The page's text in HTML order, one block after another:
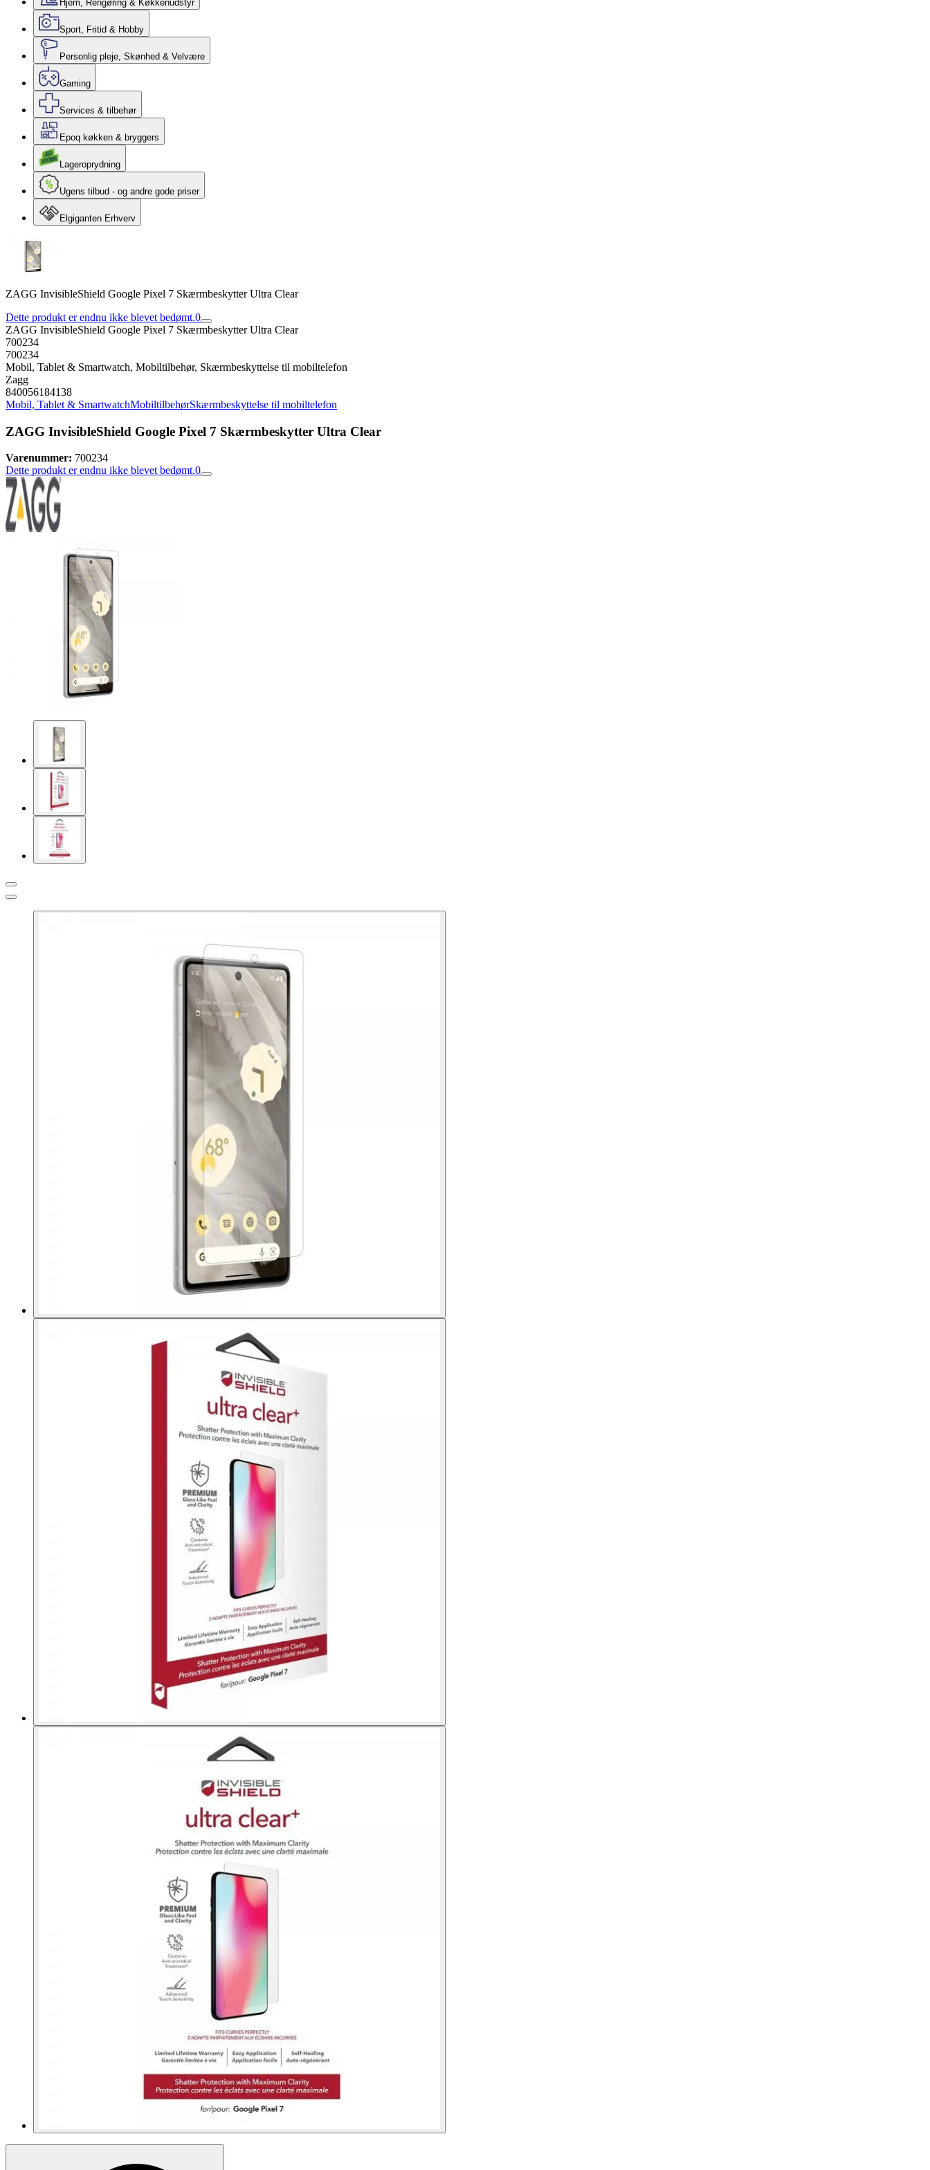
Hjem, Rengøring & Køkkenudstyr
Sport, Fritid & Hobby
Personlig pleje, Skønhed & Velvære
Gaming
Services & tilbehør
Epoq køkken & bryggers
Lageroprydning
Ugens tilbud - og andre gode priser
Elgiganten Erhverv
ZAGG InvisibleShield Google Pixel 7 Skærmbeskytter Ultra Clear
Dette produkt er endnu ikke blevet bedømt.0
ZAGG InvisibleShield Google Pixel 7 Skærmbeskytter Ultra Clear
700234
700234
Mobil, Tablet & Smartwatch, Mobiltilbehør, Skærmbeskyttelse til mobiltelefon
Zagg
840056184138
Mobil, Tablet & SmartwatchMobiltilbehørSkærmbeskyttelse til mobiltelefon
ZAGG InvisibleShield Google Pixel 7 Skærmbeskytter Ultra Clear
Varenummer: 700234
Dette produkt er endnu ikke blevet bedømt.0